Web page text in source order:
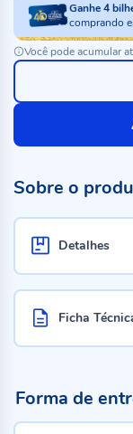
Ganhe4
comprando
Você pode acumular
Sobre o
Detalhes
Ficha
Forma de